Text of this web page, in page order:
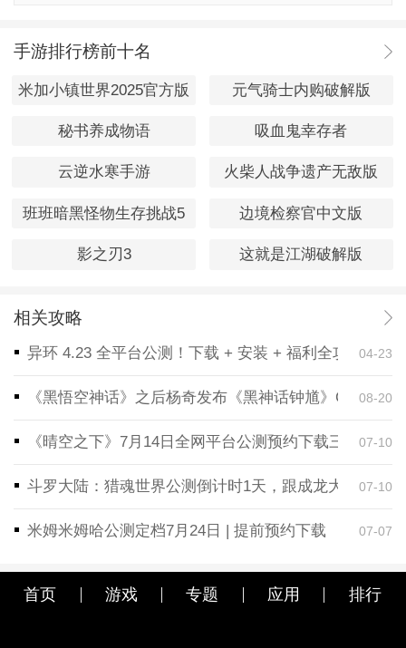
手游排行榜前十名
米加小镇世界2025官方版 元气骑士内购破解版
秘书养成物语 吸血鬼幸存者
云逆水寒手游 火柴人战争遗产无敌版
班班暗黑怪物生存挑战5 边境检察官中文版
影之刃3 这就是江湖破解版
相关攻略
异环 4.23 全平台公测！下载 + 安装 + 福利全攻略，一
04-23
《黑悟空神话》之后杨奇发布《黑神话钟馗》CG！预
08-20
《晴空之下》7月14日全网平台公测预约下载三端同步
07-10
斗罗大陆：猎魂世界公测倒计时1天，跟成龙大哥一起
07-10
米姆米姆哈公测定档7月24日 | 提前预约下载 07-07
首页 游戏 专题 应用 排行